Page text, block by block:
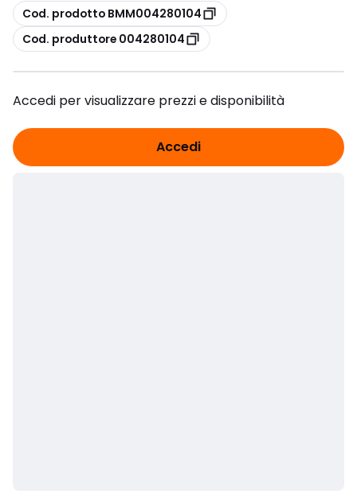
copia
Cod. prodotto BMM004280104
copia
Cod. produttore 004280104
Accedi per visualizzare prezzi e disponibilità
Accedi